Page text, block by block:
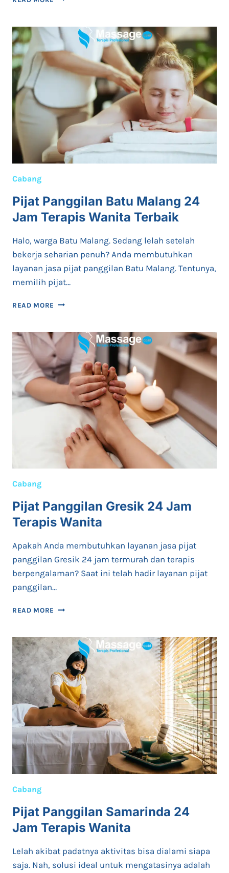
BERKUALITAS
LAYANAN
24
JAM
NONSTOP
Cabang
Pijat Panggilan Batu Malang 24
Jam Terapis Wanita Terbaik
Halo, warga Batu Malang. Sedang lelah setelah
bekerja seharian penuh? Anda membutuhkan
layanan jasa pijat panggilan Batu Malang. Tentunya,
memilih pijat…
READ MORE PIJAT
MALANG
24
JAM
TERAPIS
WANITA
TERBAIK
Cabang
Pijat Panggilan Gresik 24 Jam
Terapis Wanita
Apakah Anda membutuhkan layanan jasa pijat
panggilan Gresik 24 jam termurah dan terapis
berpengalaman? Saat ini telah hadir layanan pijat
panggilan…
READ MORE PIJAT
24
JAM
TERAPIS
WANITA
Cabang
Pijat Panggilan Samarinda 24
Jam Terapis Wanita
Lelah akibat padatnya aktivitas bisa dialami siapa
saja. Nah, solusi ideal untuk mengatasinya adalah